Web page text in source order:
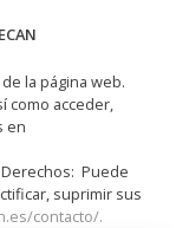
la página web.
como acceder,
en
Puede
suprimir sus
contacto/.